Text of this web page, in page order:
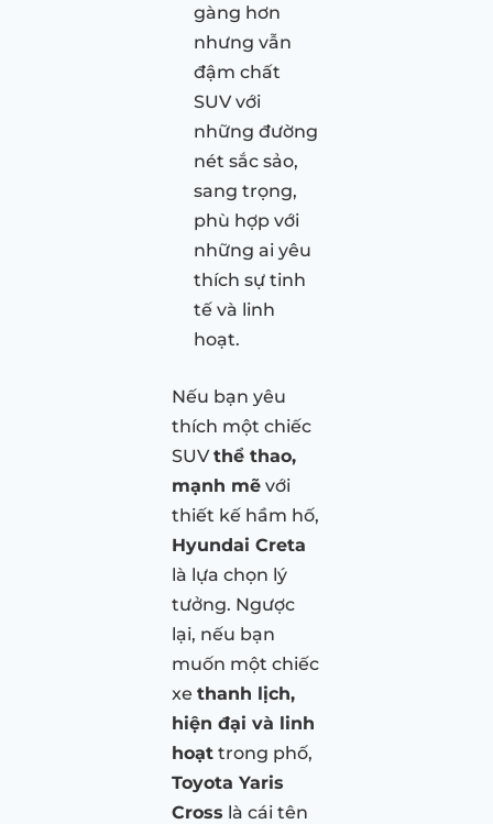
gàng hơn
nhưng vẫn
đậm chất
SUV với
những đường
nét sắc sảo,
sang trọng,
phù hợp với
những ai yêu
thích sự tinh
tế và linh
hoạt.
Nếu bạn yêu
thích một chiếc
SUVthể thao,
mạnh mẽ với
thiết kế hầm hố,
Hyundai Creta
là lựa chọn lý
tưởng. Ngược
lại, nếu bạn
muốn một chiếc
xe thanh lịch,
hiện đại và linh
hoạt trong phố,
Toyota Yaris
Cross là cái tên